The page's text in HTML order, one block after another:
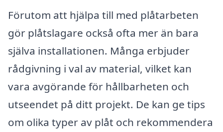
Förutom att hjälpa till med plåtarbeten
gör plåtslagare också ofta mer än bara
själva installationen. Många erbjuder
rådgivning i val av material, vilket kan
vara avgörande för hållbarheten och
utseendet på ditt projekt. De kan ge tips
om olika typer av plåt och rekommendera